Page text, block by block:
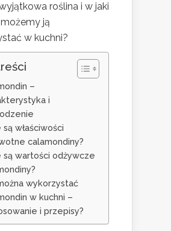
roślina i w jaki
ją
w kuchni?
–
i
są właściwości
calamondiny?
są wartości odżywcze
wykorzystać
w kuchni –
i przepisy?